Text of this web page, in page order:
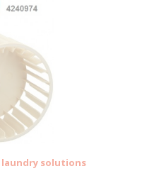
laundry solutions